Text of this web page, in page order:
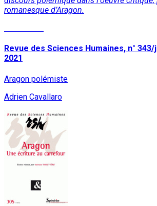
romanesque d’Aragon.
Revue des Sciences Humaines, n°
2021
Aragon polémiste
Adrien Cavallaro